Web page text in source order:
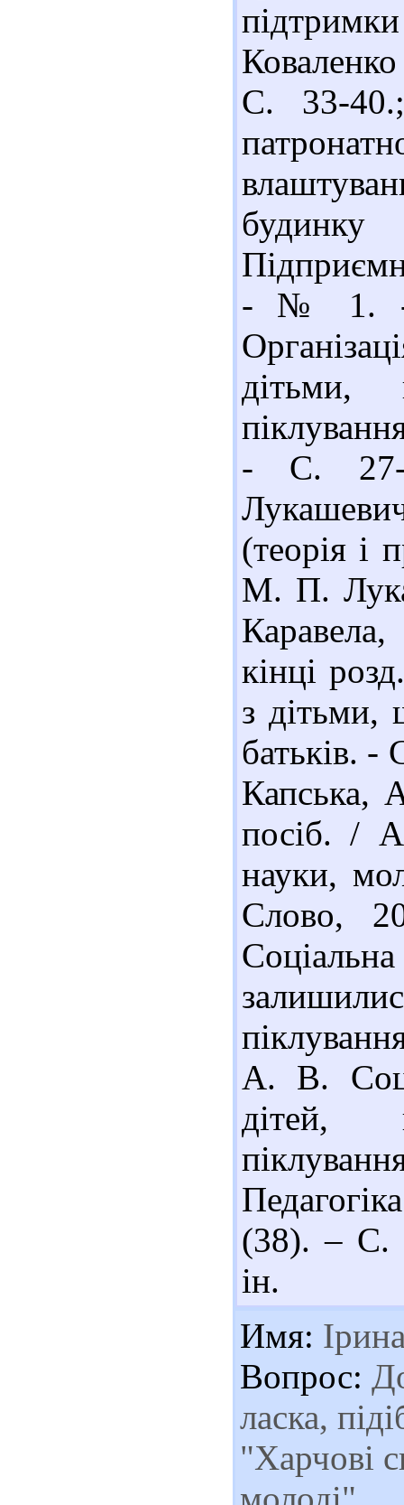
С. 33-
- № 1. -
дітьми,
- С. 27-
(теорія і
М. П.
кінці
з дітьми,
батьків.
Капська,
посіб. /
науки,
Слово,
А. В.
дітей,
(38). – С.
ін.
Имя:
Вопрос:
ласка,
"Харчові